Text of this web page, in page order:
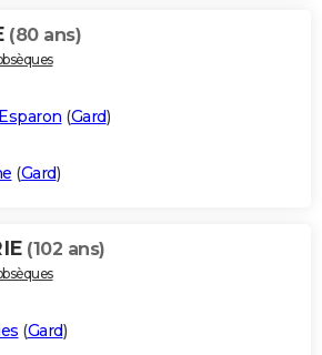
(80 ans)
(Gard)
(Gard)
(102 ans)
(Gard)